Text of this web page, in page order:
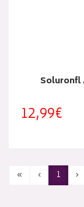
Soluronfl
12,99€
« ‹ 1 ›